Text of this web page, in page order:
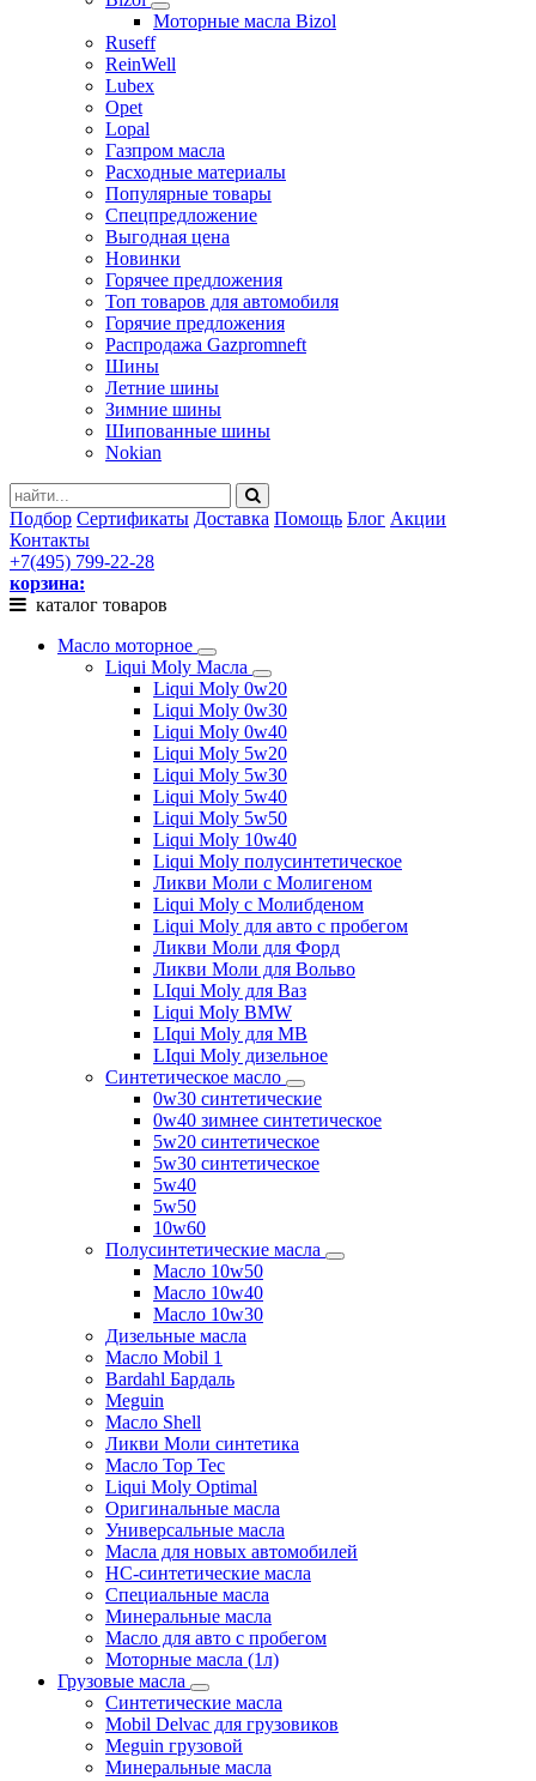
Моторные масла Bizol
Ruseff
ReinWell
Lubex
Opet
Lopal
Газпром масла
Расходные материалы
Популярные товары
Спецпредложение
Выгодная цена
Новинки
Горячее предложения
Топ товаров для автомобиля
Горячие предложения
Распродажа Gazpromneft
Шины
Летние шины
Зимние шины
Шипованные шины
Nokian
Подбор Сертификаты Доставка Помощь Блог Акции
Контакты
+7(495) 799-22-28
корзина:
каталог товаров
Масло моторное
Liqui Moly Масла
Liqui Moly 0w20
Liqui Moly 0w30
Liqui Moly 0w40
Liqui Moly 5w20
Liqui Moly 5w30
Liqui Moly 5w40
Liqui Moly 5w50
Liqui Moly 10w40
Liqui Moly полусинтетическое
Ликви Моли с Молигеном
Liqui Moly с Молибденом
Liqui Moly для авто с пробегом
Ликви Моли для Форд
Ликви Моли для Вольво
LIqui Moly для Ваз
Liqui Moly BMW
LIqui Moly для MB
LIqui Moly дизельное
Синтетическое масло
0w30 синтетические
0w40 зимнее синтетическое
5w20 синтетическое
5w30 синтетическое
5w40
5w50
10w60
Полусинтетические масла
Масло 10w50
Масло 10w40
Масло 10w30
Дизельные масла
Масло Mobil 1
Bardahl Бардаль
Meguin
Масло Shell
Ликви Моли синтетика
Масло Top Tec
Liqui Moly Optimal
Оригинальные масла
Универсальные масла
Масла для новых автомобилей
HC-синтетические масла
Специальные масла
Минеральные масла
Масло для авто с пробегом
Моторные масла (1л)
Грузовые масла
Синтетические масла
Mobil Delvac для грузовиков
Meguin грузовой
Минеральные масла